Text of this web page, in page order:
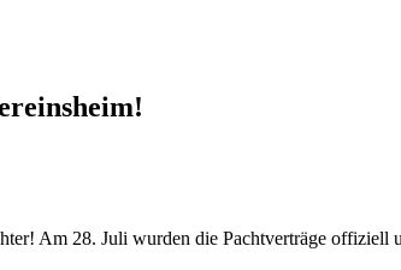
Am 28. Juli wurden die Pachtverträge offiziell